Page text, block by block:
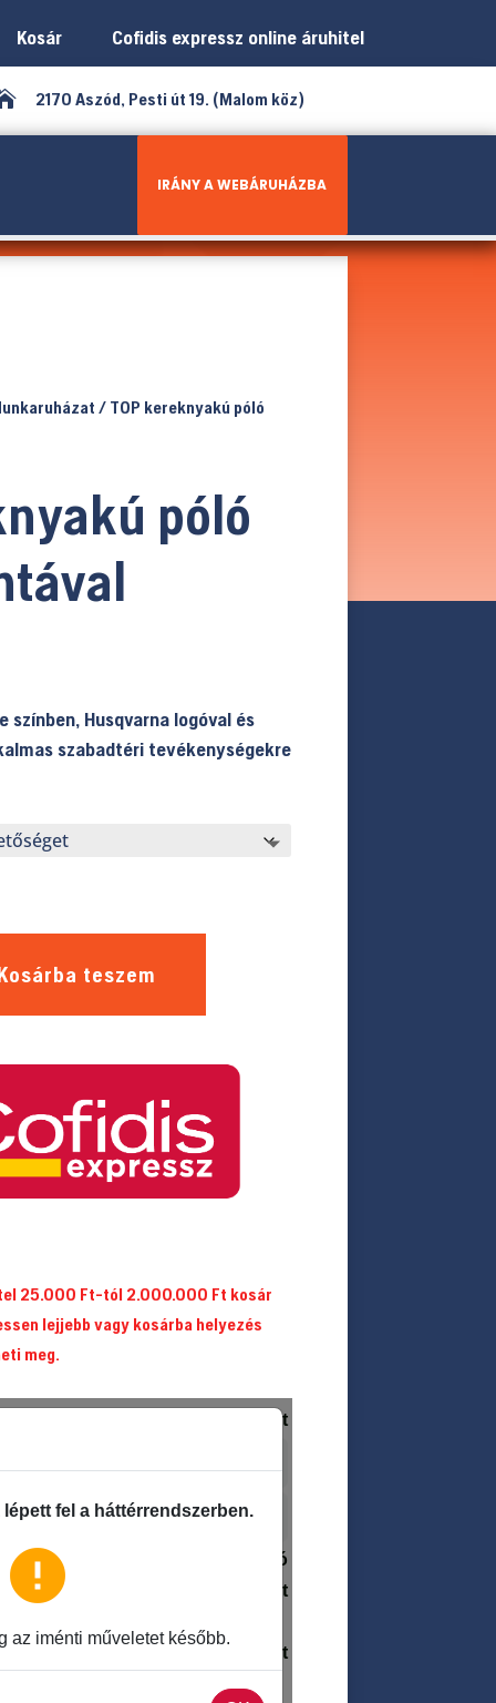
Kosár Cofidis expressz online áruhitel
2170 Aszód, Pesti út 19. (Malom köz)
IRÁNY A WEBÁRUHÁZBA
/ TOP kereknyakú póló
póló
színben, Husqvarna logóval és
szabadtéri tevékenységekre
teszem
25.000 Ft-tól 2.000.000 Ft kosár
lejjebb vagy kosárba helyezés
meg.